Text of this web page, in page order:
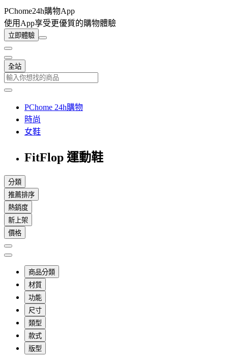
PChome24h購物App
使用App享受更優質的購物體驗
立即體驗
全站
PChome 24h購物
時尚
女鞋
FitFlop 運動鞋
分類
推薦排序
熱銷度
新上架
價格
商品分類
材質
功能
尺寸
類型
款式
版型